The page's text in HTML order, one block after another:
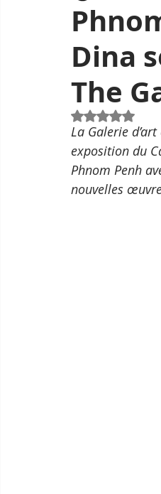
Dina
The
Noté NaN
La Galerie
exposition du
Phnom Penh
nouvelles